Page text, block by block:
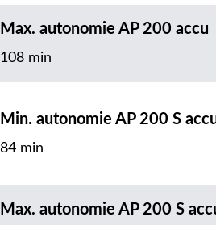
Max. autonomie AP 200 accu
108 min
Min. autonomie AP 200 S
84 min
Max. autonomie AP 200 S